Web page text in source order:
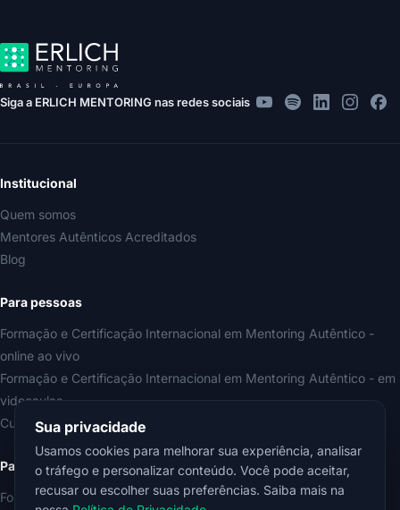
Siga a ERLICH MENTORING nas redes sociais
Institucional
Quem somos
Mentores Autênticos Acreditados
Blog
Para pessoas
Formação e Certificação Internacional em Mentoring Autêntico -
online ao vivo
Formação e Certificação Internacional em Mentoring Autêntico - em
videoaulas
Curso Iniciação ao Mentoring Autêntico (gratuito)
Para empresas
Formação e Certificação Internacional em Mentoring Autêntico in
Sua privacidade
Usamos cookies para melhorar sua experiência, analisar
o tráfego e personalizar conteúdo. Você pode aceitar,
recusar ou escolher suas preferências. Saiba mais na